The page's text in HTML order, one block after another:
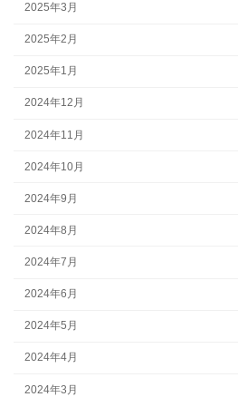
2025年3月
2025年2月
2025年1月
2024年12月
2024年11月
2024年10月
2024年9月
2024年8月
2024年7月
2024年6月
2024年5月
2024年4月
2024年3月